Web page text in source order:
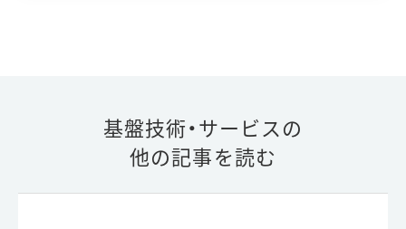
が際立っています。状況理解・意思決定だけでなく、ロボ
ットを実際に動かす制御、環境を把握する空間認知までを
射程に入れ、それらを統合する構想を持っています。特に
「好奇心」を持つロボットを開発することで、現場の事象
基盤技術・サービスの
他の記事を読む